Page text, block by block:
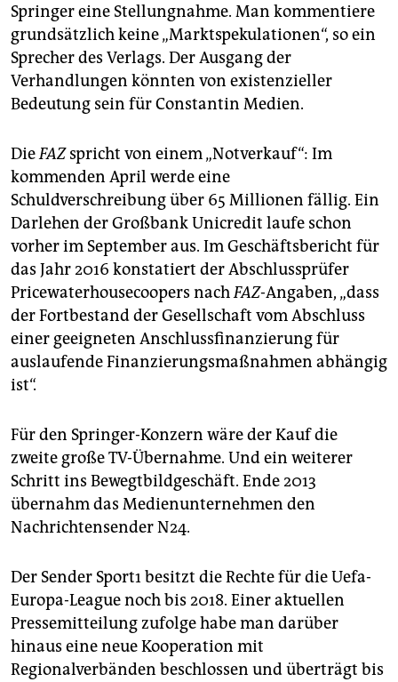
Springer eine Stellungnahme. Man kommentiere
grundsätzlich keine „Marktspekulationen“, so ein
Sprecher des Verlags. Der Ausgang der
Verhandlungen könnten von existenzieller
Bedeutung sein für Constantin Medien.
DieFAZspricht von einem „Notverkauf“: Im
kommenden April werde eine
Schuldverschreibung über 65 Millionen fällig. Ein
Darlehen der Großbank Unicredit laufe schon
vorher im September aus. Im Geschäftsbericht für
das Jahr 2016 konstatiert der Abschlussprüfer
Pricewaterhousecoopers nachFAZ-Angaben, „dass
der Fortbestand der Gesellschaft vom Abschluss
einer geeigneten Anschlussfinanzierung für
auslaufende Finanzierungsmaßnahmen abhängig
ist“.
Für den Springer-Konzern wäre der Kauf die
zweite große TV-Übernahme. Und ein weiterer
Schritt ins Bewegtbildgeschäft. Ende 2013
übernahm das Medienunternehmen den
Nachrichtensender N24.
Der Sender Sport1 besitzt die Rechte für die Uefa-
Europa-League noch bis 2018. Einer aktuellen
Pressemitteilung zufolge habe man darüber
hinaus eine neue Kooperation mit
Regionalverbänden beschlossen und überträgt bis